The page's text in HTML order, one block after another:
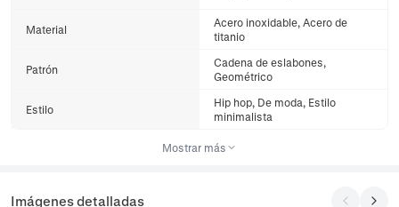
Material
Acero inoxidable, Acero de
titanio
Patrón
Cadena de eslabones,
Geométrico
Estilo
Hip hop, De moda, Estilo
minimalista
Mostrar más
Imágenes detalladas